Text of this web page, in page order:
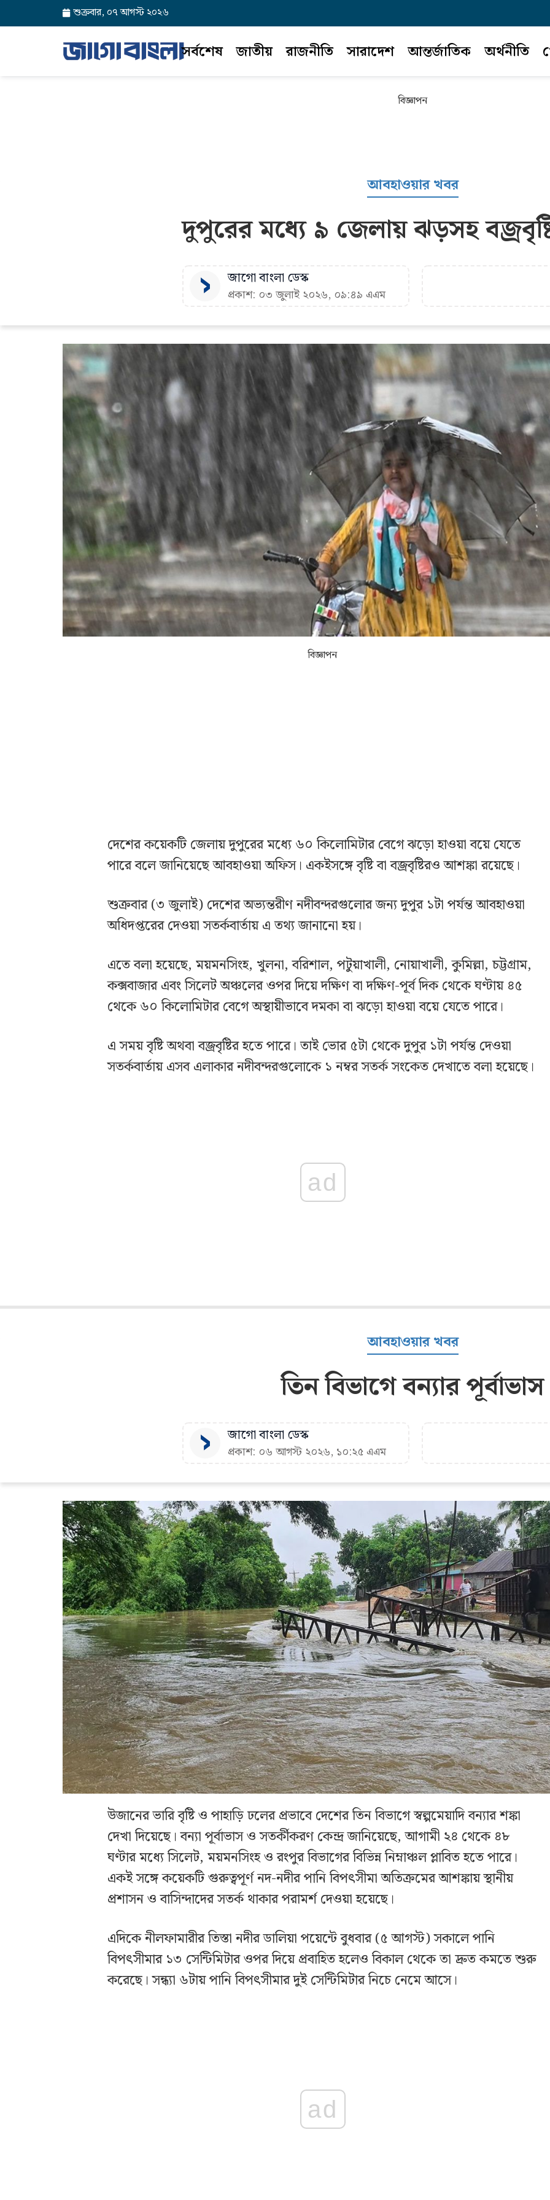
শুক্রবার, ০৭ আগস্ট ২০২৬
সর্বশেষ জাতীয় রাজনীতি সারাদেশ আন্তর্জাতিক অর্থনীতি
বিজ্ঞাপন
আবহাওয়ার খবর
দুপুরের মধ্যে ৯ জেলায় ঝড়সহ
জাগো বাংলা ডেস্ক
প্রকাশ: ০৩ জুলাই ২০২৬, ০৯:৪৯ এএম
বিজ্ঞাপন
দেশের কয়েকটি জেলায় দুপুরের মধ্যে ৬০ কিলোমিটার বেগে ঝড়ো হাওয়া বয়ে যেতে
পারে বলে জানিয়েছে আবহাওয়া অফিস। একইসঙ্গে বৃষ্টি বা বজ্রবৃষ্টিরও আশঙ্কা রয়েছে।
শুক্রবার (৩ জুলাই) দেশের অভ্যন্তরীণ নদীবন্দরগুলোর জন্য দুপুর ১টা পর্যন্ত আবহাওয়া
অধিদপ্তরের দেওয়া সতর্কবার্তায় এ তথ্য জানানো হয়।
এতে বলা হয়েছে, ময়মনসিংহ, খুলনা, বরিশাল, পটুয়াখালী, নোয়াখালী, কুমিল্লা, চট্টগ্রাম,
কক্সবাজার এবং সিলেট অঞ্চলের ওপর দিয়ে দক্ষিণ বা দক্ষিণ-পূর্ব দিক থেকে ঘণ্টায় ৪৫
থেকে ৬০ কিলোমিটার বেগে অস্থায়ীভাবে দমকা বা ঝড়ো হাওয়া বয়ে যেতে পারে।
এ সময় বৃষ্টি অথবা বজ্রবৃষ্টির হতে পারে। তাই ভোর ৫টা থেকে দুপুর ১টা পর্যন্ত দেওয়া
সতর্কবার্তায় এসব এলাকার নদীবন্দরগুলোকে ১ নম্বর সতর্ক সংকেত দেখাতে বলা হয়েছে।
ad
আবহাওয়ার খবর
তিন বিভাগে বন্যার পূর্বাভাস
জাগো বাংলা ডেস্ক
প্রকাশ: ০৬ আগস্ট ২০২৬, ১০:২৫ এএম
উজানের ভারি বৃষ্টি ও পাহাড়ি ঢলের প্রভাবে দেশের তিন বিভাগে স্বল্পমেয়াদি বন্যার শঙ্কা
দেখা দিয়েছে। বন্যা পূর্বাভাস ও সতর্কীকরণ কেন্দ্র জানিয়েছে, আগামী ২৪ থেকে ৪৮
ঘণ্টার মধ্যে সিলেট, ময়মনসিংহ ও রংপুর বিভাগের বিভিন্ন নিম্নাঞ্চল প্লাবিত হতে পারে।
একই সঙ্গে কয়েকটি গুরুত্বপূর্ণ নদ-নদীর পানি বিপৎসীমা অতিক্রমের আশঙ্কায় স্থানীয়
প্রশাসন ও বাসিন্দাদের সতর্ক থাকার পরামর্শ দেওয়া হয়েছে।
এদিকে নীলফামারীর তিস্তা নদীর ডালিয়া পয়েন্টে বুধবার (৫ আগস্ট) সকালে পানি
বিপৎসীমার ১৩ সেন্টিমিটার ওপর দিয়ে প্রবাহিত হলেও বিকাল থেকে তা দ্রুত কমতে শুরু
করেছে। সন্ধ্যা ৬টায় পানি বিপৎসীমার দুই সেন্টিমিটার নিচে নেমে আসে।
ad